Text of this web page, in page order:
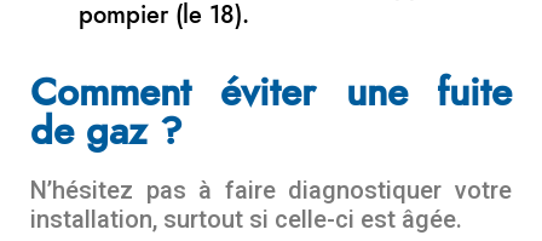
pompier (le 18).
Comment éviter une fuite
de gaz ?
N’hésitez pas à faire diagnostiquer votre
installation, surtout si celle-ci est âgée.